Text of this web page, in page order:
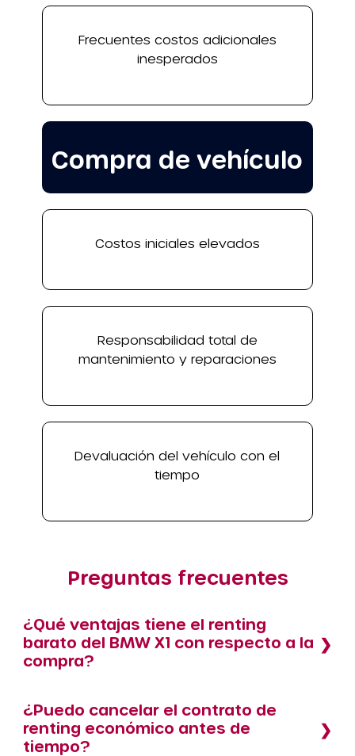
Compra de vehículo
Costos iniciales elevados
Responsabilidad total de
mantenimiento y reparaciones
Frecuentes costos adicionales
inesperados
Devaluación del vehículo con el
tiempo
Preguntas frecuentes
¿Qué ventajas tiene el renting
barato del BMW X1 con respecto a la
compra?
¿Puedo cancelar el contrato de
renting económico antes de
tiempo?